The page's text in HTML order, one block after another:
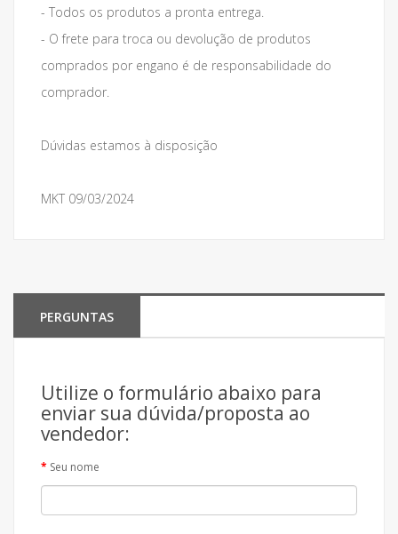
- Todos os produtos a pronta entrega.
- O frete para troca ou devolução de produtos
comprados por engano é de responsabilidade do
comprador.
Dúvidas estamos à disposição
MKT 09/03/2024
PERGUNTAS
Utilize o formulário abaixo para
enviar sua dúvida/proposta ao
vendedor:
Seu nome